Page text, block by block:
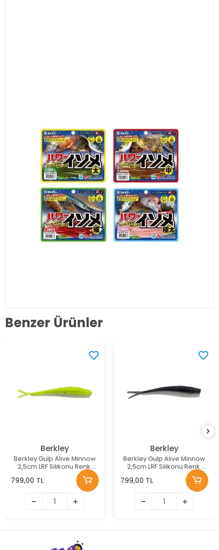
Benzer Ürünler
Berkley
Berkley Gulp Alive Minnow
2,5cm LRF Silikonu Renk:
CHARTREUSE SHAD
799,00 TL
Berkley
Berkley Gulp Alive Minnow
2,5cm LRF Silikonu Renk:
799,00 TL